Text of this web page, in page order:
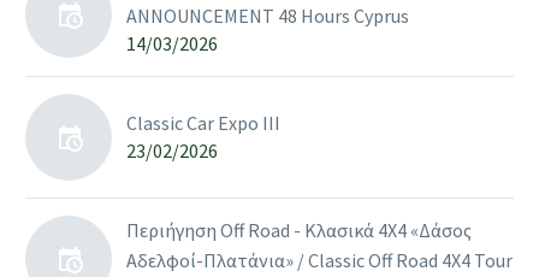
ANNOUNCEMENT 48 Hours Cyprus
14/03/2026
Classic Car Expo III
23/02/2026
Περιήγηση Off Road - Κλασικά 4Χ4 «Δάσος
Αδελφοί-Πλατάνια» / Classic Off Road 4X4 Tour